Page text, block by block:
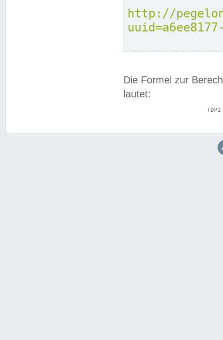
http://
Die Formel zur
lautet: